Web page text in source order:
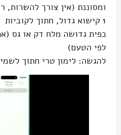
ומסוננת (אין צורך להשרות,
1 קישוא גדול, חתוך לקוביות
כפית גדושה מלח דק או גס
לפי הטעם)
להגשה: לימון טרי חתוך